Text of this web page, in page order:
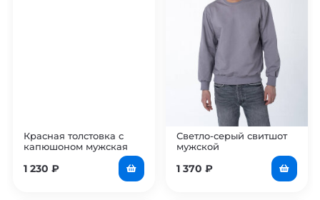
Красная толстовка с
капюшоном мужская
1 230 ₽
Светло-серый свитшот
мужской
1 370 ₽